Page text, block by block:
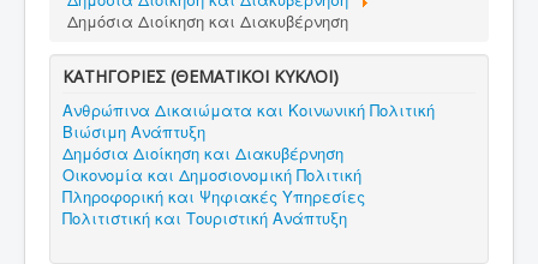
Δημόσια Διοίκηση και Διακυβέρνηση
ΚΑΤΗΓΟΡΙΕΣ (ΘΕΜΑΤΙΚΟΙ ΚΥΚΛΟΙ)
Ανθρώπινα Δικαιώματα και Κοινωνική Πολιτική
Βιώσιμη Ανάπτυξη
Δημόσια Διοίκηση και Διακυβέρνηση
Οικονομία και Δημοσιονομική Πολιτική
Πληροφορική και Ψηφιακές Υπηρεσίες
Πολιτιστική και Τουριστική Ανάπτυξη